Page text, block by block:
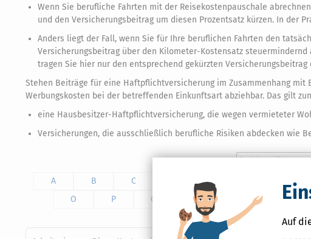
Auf
Wenn Sie berufliche Fahrten mit der Reisekostenpauschale
und den Versicherungsbeitrag um diesen Prozentsatz kürzen. In der
Anders liegt der Fall, wenn Sie für Ihre beruflichen Fahrten den
Versicherungsbeitrag über den Kilometer-Kostensatz
tragen Sie hier nur den entsprechend gekürzten Versicherungsbeitrag
Stehen Beiträge für eine Haftpflichtversicherung im Zusammenhang mit
Werbungskosten bei der betreffenden Einkunftsart abziehbar. Das gilt
eine Hausbesitzer-Haftpflichtversicherung, die wegen vermieteter
Versicherungen, die ausschließlich berufliche Risiken abdecken wie
A
B C E G
O
P Q R